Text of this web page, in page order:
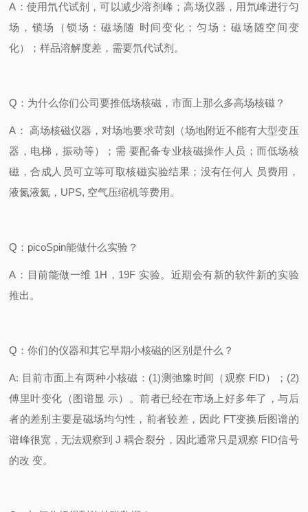
A ：使用氘代试剂，可以减少溶剂峰；高场仪器，用氘峰进行匀
场，锁场（锁场：磁场随 时间变化；匀场：磁场随空间变
化）；样品溶解度差，需要氘代试剂。
Q ：为什么你们公司要推低场核磁，市面上那么多高场核磁？
A ： 高场核磁仪器，对场地要求苛刻（场地附近不能有大型变压
器，电梯，振动等）；需 要配备专业核磁操作人员；而低场核
磁，合成人员可立等可取核磁实验结果；没有任何人
员费用，
液氮液氦， UPS, 空气压缩机等费用。
Q ： picoSpin能做什么实验？
A ：目前能做一维 1H ， 19F 实验。近期会有新的软件新的实验
推出。
Q ：你们的仪器和其它早期小核磁的区别是什么？
A: 目前市面上有两种小核磁： (1)测弛豫时间（观察 FID）； (2)
傅里叶变化（图谱显 示）。前者已经在市场上好多年了，与后
者的差别主要是磁场均匀性，前者较差，因此 FT变换后图谱的
谱峰很宽，无法观察到 J耦合裂分，因此通常只是观察 FID信号
的改 变。